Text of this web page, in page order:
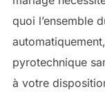
quoi l’ensemble
pyrotechnique
à votre